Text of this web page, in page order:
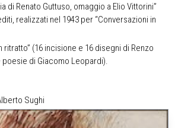
di Renato Guttuso, omaggio a Elio Vittorini”
realizzati nel 1943 per “Conversazioni in
ritratto” (16 incisione e 16 disegni di Renzo
di Giacomo Leopardi).
Sughi